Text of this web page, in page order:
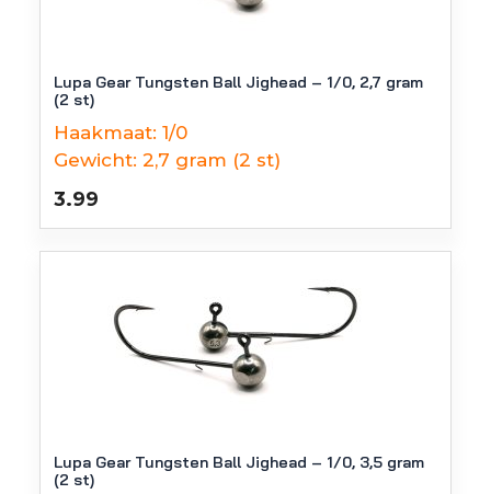
Lupa Gear Tungsten Ball Jighead – 1/0, 2,7 gram
(2 st)
Haakmaat: 1/0
Gewicht: 2,7 gram (2 st)
3.99
Lupa Gear Tungsten Ball Jighead – 1/0, 3,5 gram
(2 st)